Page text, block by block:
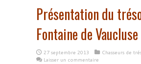
Présentation du
Fontaine de Vaucluse
27 septembre 2013
Chasseurs de
Laisser un commentaire